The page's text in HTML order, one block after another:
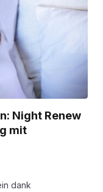
Night Renew
mit
dank